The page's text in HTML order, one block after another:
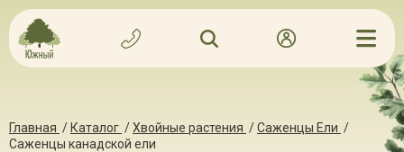
Главная / Каталог /Хвойные растения /Саженцы Ели /
Саженцы канадской ели